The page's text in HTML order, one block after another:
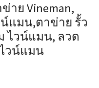
าย Vineman,
แมน,ตาข่าย รั้ว
ไวน์แมน, ลวด
วน์แมน